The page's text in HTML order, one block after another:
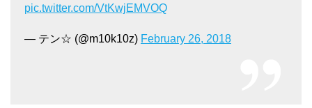
pic.twitter.com/VtKwjEMVOQ
— テン☆ (@m10k10z) February 26, 2018